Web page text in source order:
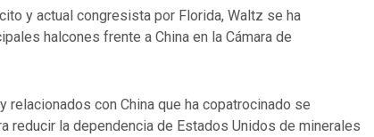
y actual congresista por Florida, Waltz se ha
halcones frente a China en la Cámara de
con China que ha copatrocinado se
reducir la dependencia de Estados Unidos de minerales